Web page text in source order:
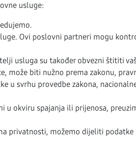
usluge:
Ovi poslovni partneri mogu
usluga su također obvezni štititi
može biti nužno prema zakonu,
u svrhu provedbe zakona,
u okviru spajanja ili prijenosa,
privatnosti, možemo dijeliti podatke